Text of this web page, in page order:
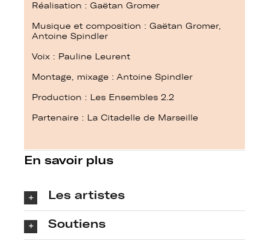
Réalisation : Gaëtan Gromer
Musique et composition : Gaëtan Gromer,
Antoine Spindler
Voix : Pauline Leurent
Montage, mixage : Antoine Spindler
Production : Les Ensembles 2.2
Partenaire : La Citadelle de Marseille
En savoir plus
Les artistes
Soutiens